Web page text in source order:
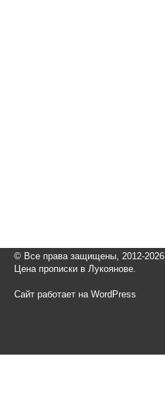
© Все права защищены, 2012-2026
Цена прописки в Лукоянове.
Сайт работает на WordPress